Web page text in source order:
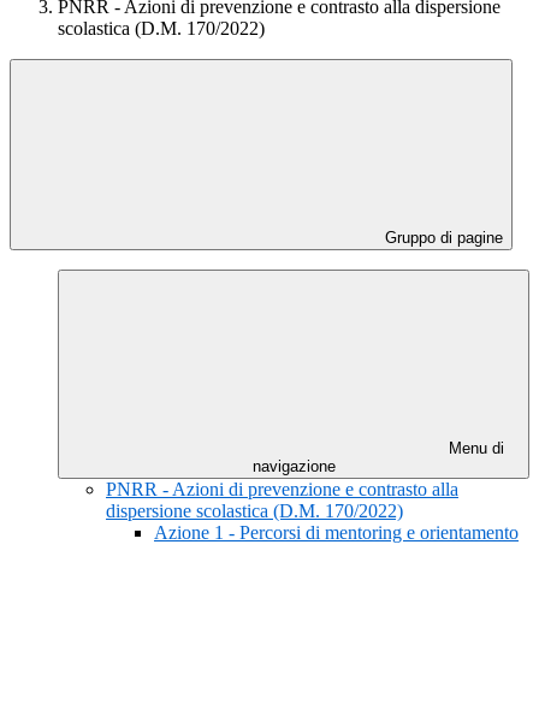
PNRR - Azioni di prevenzione e contrasto alla dispersione
scolastica (D.M. 170/2022)
Gruppo di pagine
Menu di
navigazione
PNRR - Azioni di prevenzione e contrasto alla
dispersione scolastica (D.M. 170/2022)
Azione 1 - Percorsi di mentoring e orientamento